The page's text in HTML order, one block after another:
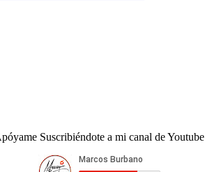
Suscribiéndote a mi canal de Youtube